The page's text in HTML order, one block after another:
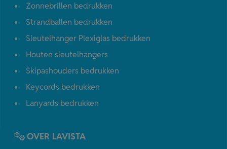
Zonnebrillen bedrukken
Strandballen bedrukken
Sleutelhanger Plexiglas bedrukken
Houten sleutelhangers
Skipashouders bedrukken
Keycords bedrukken
Lanyards bedrukken
OVER LAVISTA